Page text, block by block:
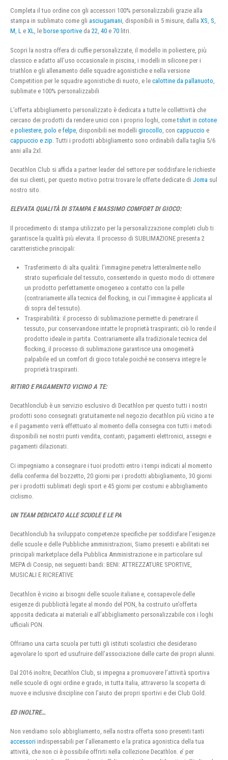
Completa il tuo ordine con gli accessori 100% personalizzabili grazie alla
stampa in sublimato come gli asciugamani, disponibili in 5 misure, dalla XS, S,
M, L e XL, le borse sportive da 22, 40 e 70 litri.
Scopri la nostra offera di cuffie personalizzate, il modello in poliestere, più
classico e adatto all’uso occasionale in piscina, i modelli in silicone per i
triathlon e gli allenamento delle squadre agonistiche e nella versione
Competition per le squadre agonistiche di nuoto, e le calottine da pallanuoto
sublimate e 100% personalizzabili
L’offerta abbigliamento personalizzato è dedicata a tutte le collettività che
cercano dei prodotti da rendere unici con i proprio loghi, cometshirt in cotone
e poliestere polo e felpe , disponibili nei modelli girocollo , con cappuccio e
cappuccio e zip . Tutti i prodotti abbigliamento sono ordinabili dalla taglia 5/6
anni alla 2xl.
Decathlon Club si affida a partner leader del settore per soddisfare le richieste
dei sui clienti, per questo motivo potrai trovare le offerte dedicate di Joma sul
nostro sito.
ELEVATA QUALITÀ DI STAMPA E MASSIMO COMFORT DI GIOCO:
Il procedimento di stampa utilizzato per la personalizzazione completi club ti
garantisce la qualità più elevata. Il processo di SUBLIMAZIONE presenta 2
caratteristiche principali:
Trasferimento di alta qualità: l’immagine penetra letteralmente nello
strato superficiale del tessuto, consentendo in questo modo di ottenere
un prodotto perfettamente omogeneo a contatto con la pelle
(contrariamente alla tecnica del flocking, in cui l’immagine è applicata al
di sopra del tessuto).
Traspirabilità: il processo di sublimazione permette di penetrare il
tessuto, pur conservandone intatte le proprietà traspiranti; ciò lo rende il
prodotto ideale in partita. Contrariamente alla tradizionale tecnica del
flocking, il processo di sublimazione garantisce una omogeneità
palpabile ed un comfort di gioco totale poiché ne conserva integre le
proprietà traspiranti.
RITIRO E PAGAMENTO VICINO A TE:
Decathlonclub è un servizio esclusivo di Decathlon per questo tutti i nostri
prodotti sono consegnati gratuitamente nel negozio decathlon più vicino a te
e il pagamento verrà effettuato al momento della consegna con tutti i metodi
disponibili nei nostri punti vendita, contanti, pagamenti elettronici, assegni e
pagamenti dilazionati.
Ci impegniamo a consegnare i tuoi prodotti entro i tempi indicati al momento
della conferma del bozzetto, 20 giorni per i prodotti abbigliamento, 30 giorni
per i prodotti sublimati degli sport e 45 giorni per costumi e abbigliamento
ciclismo.
UN TEAM DEDICATO ALLE SCUOLE E LE PA
Decathlonclub ha sviluppato competenze specifiche per soddisfare l’esigenze
delle scuole e delle Pubbliche amministrazioni, Siamo presenti e abilitati nei
principali marketplace della Pubblica Amministrazione e in particolare sul
MEPA di Consip, nei seguenti bandi: BENI: ATTREZZATURE SPORTIVE,
MUSICALI E RICREATIVE
Decathlon è vicino ai bisogni delle scuole italiane e, consapevole delle
esigenze di pubblicità legate al mondo del PON, ha costruito un’offerta
apposita dedicata ai materiali e all’abbigliamento personalizzabile con i loghi
ufficiali PON.
Offriamo una carta scuola per tutti gli istituti scolastici che desiderano
agevolare lo sport ed usufruire dell’associazione delle carte dei propri alunni.
Dal 2016 inoltre, Decathlon Club, si impegna a promuovere l’attività sportiva
nelle scuole di ogni ordine e grado, in tutta Italia, attraverso la scoperta di
nuove e inclusive discipline con l’aiuto dei propri sportivi e dei Club Gold.
ED INOLTRE…
Non vendiamo solo abbigliamento, nella nostra offerta sono presenti tanti
accessori indispensabili per l’allenamento e la pratica agonistica della tua
attività, che non ci è possibile offrirti nella collezione Decathlon. e’ per